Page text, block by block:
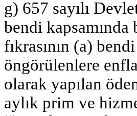
g) 657 sayılı
bendi
fıkrasının (a)
öngörülenlere
olarak yapılan
aylık prim ve